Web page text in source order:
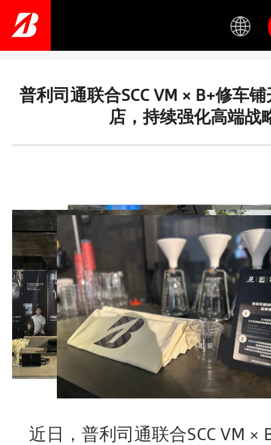
content
普利司通联合SCC VM × B+修车
店，持续强化高端战
近日，普利司通联合SCC VM ×